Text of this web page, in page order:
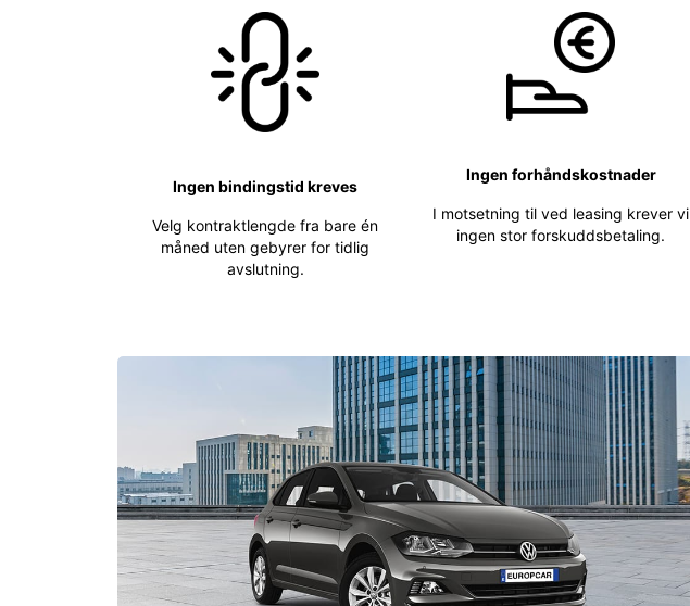
Ingen bindingstid kreves
Velg kontraktlengde fra bare én
måned uten gebyrer for tidlig
avslutning.
Ingen forhåndskostnader
I motsetning til ved leasing krever vi
ingen stor forskuddsbetaling.